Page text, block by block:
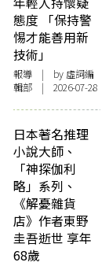
態度 「保持警
惕才能善用新
技術」
報導 | by 虛詞編
輯部 | 2026-07-28
日本著名推理
小說大師、
「神探伽利
略」系列、
《解憂雜貨
店》作者東野
圭吾逝世 享年
68歲